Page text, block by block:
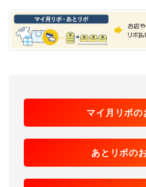
マイ月リボの
あとリボの